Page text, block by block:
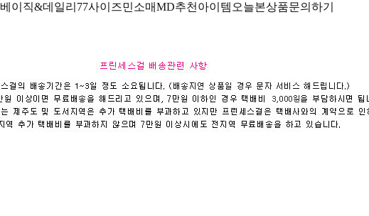
베이직&데일리 77사이즈민소매MD추천아이템 오늘본상품문의하기